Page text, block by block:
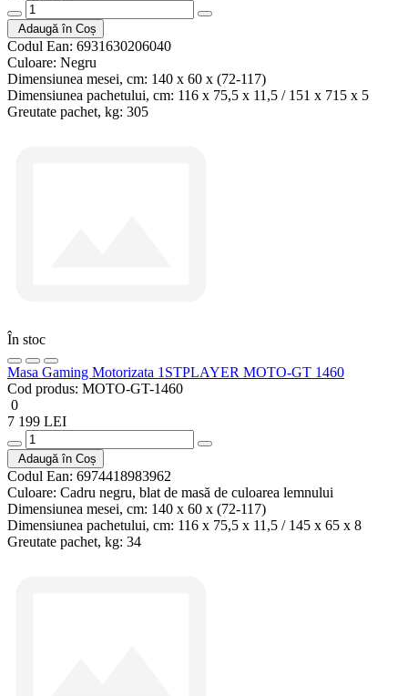
Adaugă în Coș
Codul Ean: 6931630206040
Culoare: Negru
Dimensiunea mesei, cm: 140 x 60 x (72-117)
Dimensiunea pachetului, cm: 116 x 75,5 x 11,5 / 151 x 715 x 5
Greutate pachet, kg: 305
În stoc
Masa Gaming Motorizata 1STPLAYER MOTO-GT 1460
Cod produs: MOTO-GT-1460
0
7 199 LEI
Adaugă în Coș
Codul Ean: 6974418983962
Culoare: Cadru negru, blat de masă de culoarea lemnului
Dimensiunea mesei, cm: 140 x 60 x (72-117)
Dimensiunea pachetului, cm: 116 x 75,5 x 11,5 / 145 x 65 x 8
Greutate pachet, kg: 34